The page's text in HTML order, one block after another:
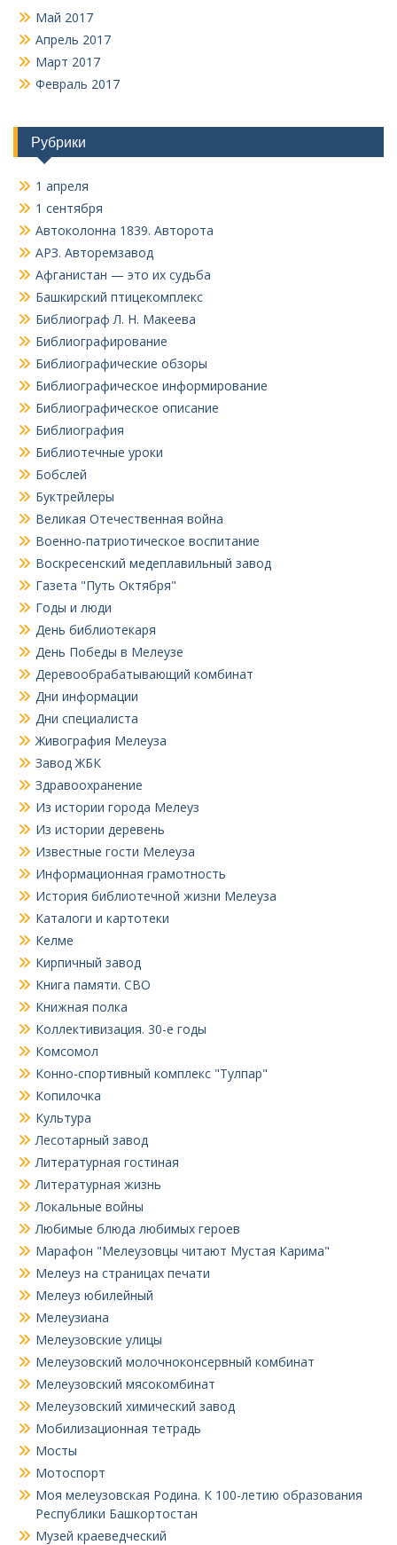
Май 2017
Апрель 2017
Март 2017
Февраль 2017
Рубрики
1 апреля
1 сентября
Автоколонна 1839. Авторота
АРЗ. Авторемзавод
Афганистан — это их судьба
Башкирский птицекомплекс
Библиограф Л. Н. Макеева
Библиографирование
Библиографические обзоры
Библиографическое информирование
Библиографическое описание
Библиография
Библиотечные уроки
Бобслей
Буктрейлеры
Великая Отечественная война
Военно-патриотическое воспитание
Воскресенский медеплавильный завод
Газета "Путь Октября"
Годы и люди
День библиотекаря
День Победы в Мелеузе
Деревообрабатывающий комбинат
Дни информации
Дни специалиста
Живография Мелеуза
Завод ЖБК
Здравоохранение
Из истории города Мелеуз
Из истории деревень
Известные гости Мелеуза
Информационная грамотность
История библиотечной жизни Мелеуза
Каталоги и картотеки
Келме
Кирпичный завод
Книга памяти. СВО
Книжная полка
Коллективизация. 30-е годы
Комсомол
Конно-спортивный комплекс "Тулпар"
Копилочка
Культура
Лесотарный завод
Литературная гостиная
Литературная жизнь
Локальные войны
Любимые блюда любимых героев
Марафон "Мелеузовцы читают Мустая Карима"
Мелеуз на страницах печати
Мелеуз юбилейный
Мелеузиана
Мелеузовские улицы
Мелеузовский молочноконсервный комбинат
Мелеузовский мясокомбинат
Мелеузовский химический завод
Мобилизационная тетрадь
Мосты
Мотоспорт
Моя мелеузовская Родина. К 100-летию образования
Республики Башкортостан
Музей краеведческий